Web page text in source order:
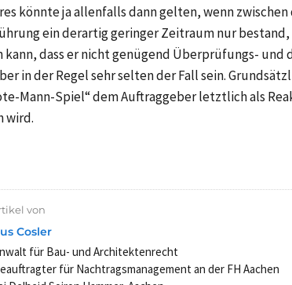
könnte ja allenfalls dann gelten, wenn zwischen
ein derartig geringer Zeitraum nur bestand,
dass er nicht genügend Überprüfungs- und
in der Regel sehr selten der Fall sein.
Mann-Spiel“ dem Auftraggeber letztlich als
wird.
von
Cosler
für Bau- und Architektenrecht
für Nachtragsmanagement an der FH Aachen